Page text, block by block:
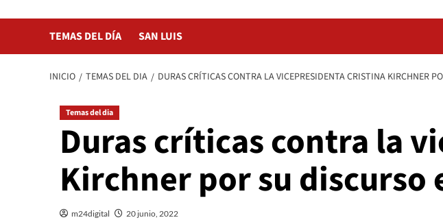
TEMAS DEL DÍA SAN LUIS
INICIO TEMAS DEL DIA DURAS CRÍTICAS CONTRA LA VICEPRESIDENTA CRISTINA KIRCHNER
Temas del dia
Duras críticas contra la
Kirchner por su discurso
m24digital 20 junio, 2022